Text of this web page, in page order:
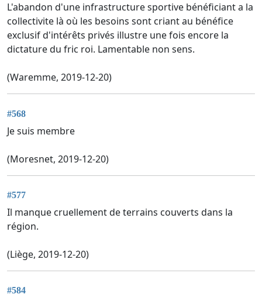
L'abandon d'une infrastructure sportive bénéficiant a la
collectivite là où les besoins sont criant au bénéfice
exclusif d'intérêts privés illustre une fois encore la
dictature du fric roi. Lamentable non sens.
(Waremme, 2019-12-20)
#568
Je suis membre
(Moresnet, 2019-12-20)
#577
Il manque cruellement de terrains couverts dans la
région.
(Liège, 2019-12-20)
#584